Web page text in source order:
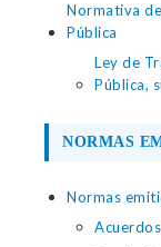
Normativa
Pública
Ley de
Pública,
NORMAS
Normas